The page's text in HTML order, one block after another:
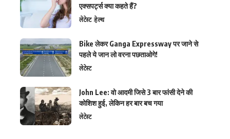
एक्सपर्ट्स क्या कहते हैं?
लेटेस्ट हेल्थ
Bike लेकर Ganga Expressway पर जाने से
पहले ये जान लो वरना पछताओगे!
लेटेस्ट
John Lee: वो आदमी जिसे 3 बार फांसी देने की
कोशिश हुई, लेकिन हर बार बच गया
लेटेस्ट